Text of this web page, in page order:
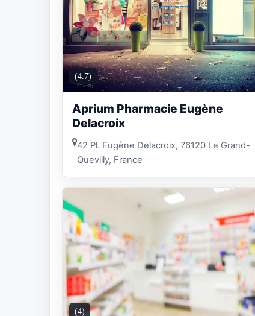
(4.7)
Aprium Pharmacie Eugène
Delacroix
42 Pl. Eugène Delacroix, 76120 Le Grand-
Quevilly, France
(4)